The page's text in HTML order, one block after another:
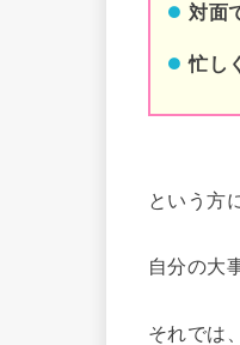
対面
忙し
という方
自分の大
それでは